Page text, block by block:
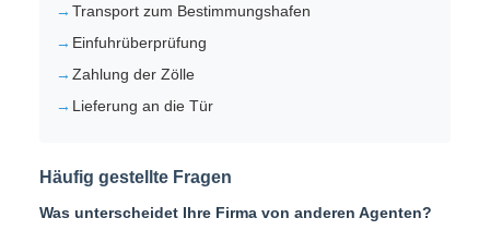
Transport zum Bestimmungshafen
Einfuhrüberprüfung
Zahlung der Zölle
Lieferung an die Tür
Häufig gestellte Fragen
Was unterscheidet Ihre Firma von anderen Agenten?